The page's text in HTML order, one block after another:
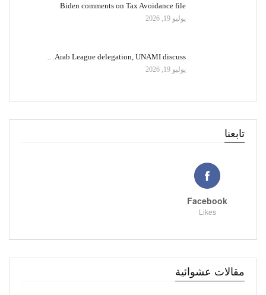
Biden comments on Tax Avoidance file
يوليو 19, 2026
Arab League delegation, UNAMI discuss…
يوليو 19, 2026
تابعنا
Facebook
Likes
مقالات عشوائية